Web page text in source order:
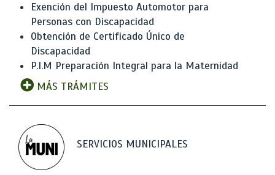
Exención del Impuesto Automotor para
Personas con Discapacidad
Obtención de Certificado Único de
Discapacidad
P.I.M Preparación Integral para la Maternidad
MÁS TRÁMITES
SERVICIOS MUNICIPALES